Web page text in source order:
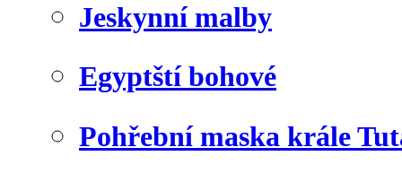
Jeskynní malby
Egyptští bohové
Pohřební maska krále